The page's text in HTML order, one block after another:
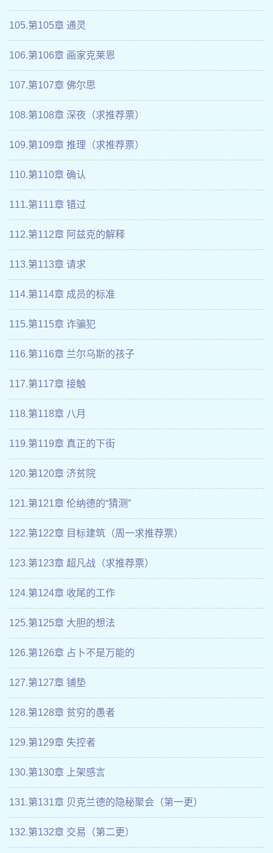
105.第105章 通灵
106.第106章 画家克莱恩
107.第107章 佛尔思
108.第108章 深夜（求推荐票）
109.第109章 推理（求推荐票）
110.第110章 确认
111.第111章 错过
112.第112章 阿兹克的解释
113.第113章 请求
114.第114章 成员的标准
115.第115章 诈骗犯
116.第116章 兰尔乌斯的孩子
117.第117章 接触
118.第118章 八月
119.第119章 真正的下街
120.第120章 济贫院
121.第121章 伦纳德的“猜测”
122.第122章 目标建筑（周一求推荐票）
123.第123章 超凡战（求推荐票）
124.第124章 收尾的工作
125.第125章 大胆的想法
126.第126章 占卜不是万能的
127.第127章 铺垫
128.第128章 贫穷的愚者
129.第129章 失控者
130.第130章 上架感言
131.第131章 贝克兰德的隐秘聚会（第一更）
132.第132章 交易（第二更）